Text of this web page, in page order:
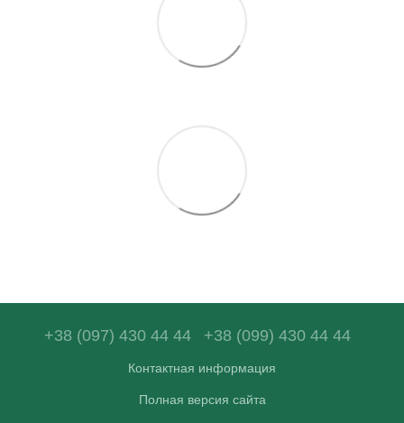
+38 (097) 430 44 44 +38 (099) 430 44 44
Контактная информация
Полная версия сайта